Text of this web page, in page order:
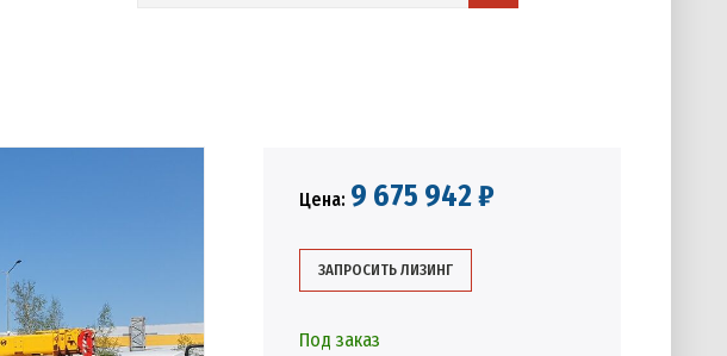
Цена: 9 675 942 ₽
ЗАПРОСИТЬ ЛИЗИНГ
Под заказ